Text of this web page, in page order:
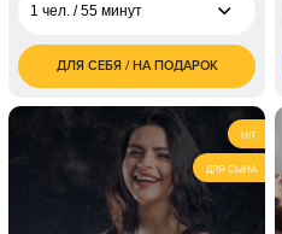
1 чел. / 55 минут
грн
2 чел. / 55 минут
1 720
грн
1 чел. / 4 занятия по
2 990
ДЛЯ СЕБЯ / НА ПОДАРОК
HIT
ДЛЯ СЫНА